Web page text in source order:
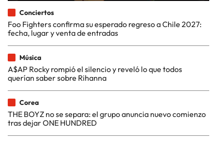
Conciertos
Foo Fighters confirma su esperado regreso a Chile 2027:
fecha, lugar y venta de entradas
Música
A$AP Rocky rompió el silencio y reveló lo que todos
querían saber sobre Rihanna
Corea
THE BOYZ no se separa: el grupo anuncia nuevo comienzo
tras dejar ONE HUNDRED